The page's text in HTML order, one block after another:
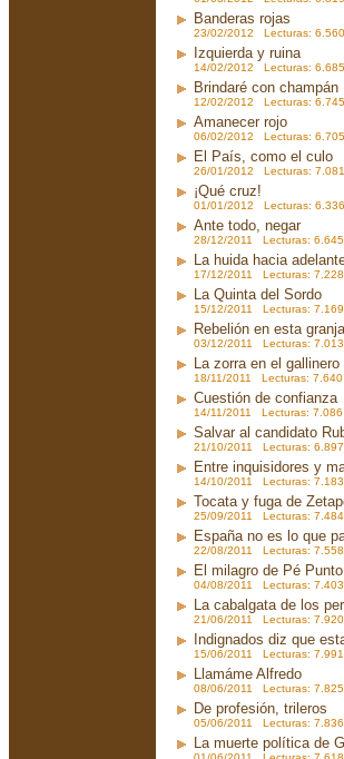
Banderas rojas
23/02/2012 Lecturas: 6.560
Izquierda y ruina
14/02/2012 Lecturas: 6.685
Brindaré con champán
12/02/2012 Lecturas: 6.745
Amanecer rojo
06/02/2012 Lecturas: 6.705
El País, como el culo
26/01/2012 Lecturas: 7.081
¡Qué cruz!
01/01/2012 Lecturas: 6.336
Ante todo, negar
28/12/2011 Lecturas: 6.645
La huida hacia
17/12/2011 Lecturas: 7.228
La Quinta del Sordo
15/12/2011 Lecturas: 7.169
Rebelión en esta granja
03/12/2011 Lecturas: 7.013
La zorra en el gallinero
18/11/2011 Lecturas: 7.640
Cuestión de confianza
14/11/2011 Lecturas: 7.086
Salvar al candidato
21/10/2011 Lecturas: 6.897
Entre inquisidores y
14/10/2011 Lecturas: 7.183
Tocata y fuga de
25/09/2011 Lecturas: 7.484
España no es lo que
22/08/2011 Lecturas: 7.558
El milagro de Pé Punto
04/08/2011 Lecturas: 7.403
La cabalgata de los
21/06/2011 Lecturas: 7.920
Indignados diz que
15/06/2011 Lecturas: 7.991
Llamáme Alfredo
08/06/2011 Lecturas: 7.825
De profesión, trileros
05/06/2011 Lecturas: 7.836
La muerte política de